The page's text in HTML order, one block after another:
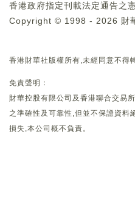
香港政府指定刊載法定通告之
Copyright © 1998 - 2026 財
香港財華社版權所有,未經同意不得
免責聲明：
財華控股有限公司及香港聯合交易
之準確性及可靠性,但並不保證資料
損失,本公司概不負責。